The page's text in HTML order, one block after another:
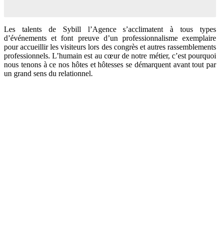
Les talents de Sybill l’Agence s’acclimatent à tous types
d’événements et font preuve d’un professionnalisme exemplaire
pour accueillir les visiteurs lors des congrès et autres rassemblements
professionnels. L’humain est au cœur de notre métier, c’est pourquoi
nous tenons à ce nos hôtes et hôtesses se démarquent avant tout par
un grand sens du relationnel.